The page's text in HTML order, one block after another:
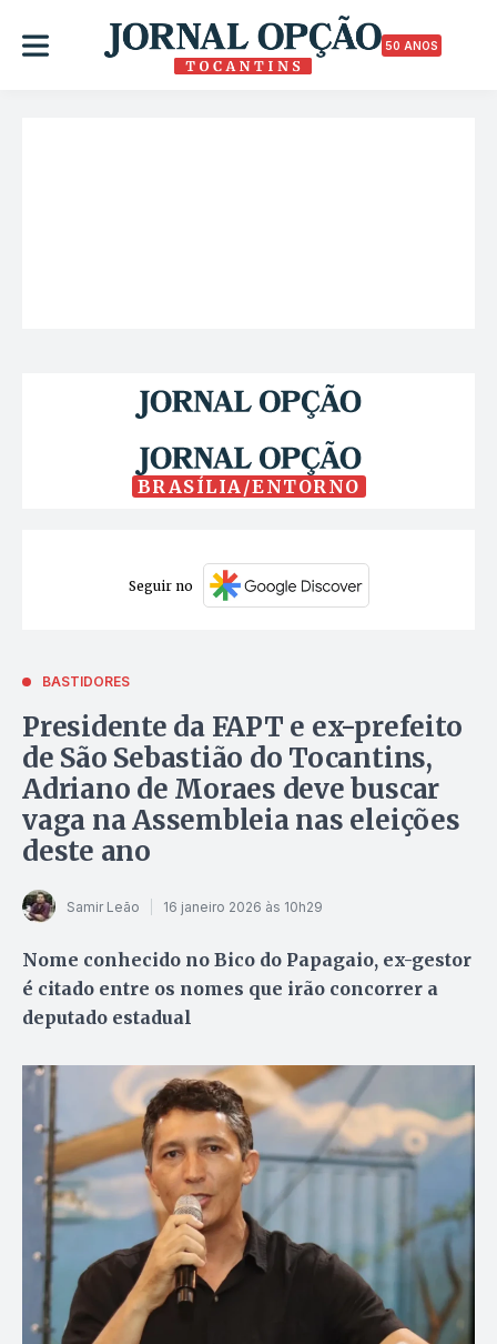
50 ANOS
BRASÍLIA/ENTORNO
Seguir no
BASTIDORES
Presidente da FAPT e ex-prefeito
de São Sebastião do Tocantins,
Adriano de Moraes deve buscar
vaga na Assembleia nas eleições
deste ano
Samir Leão 16 janeiro 2026 às 10h29
Nome conhecido no Bico do Papagaio, ex-gestor
é citado entre os nomes que irão concorrer a
deputado estadual